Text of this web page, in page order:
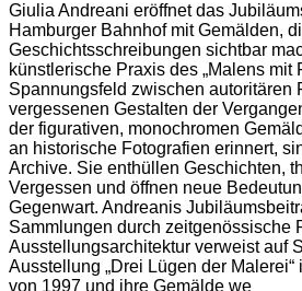
Giulia Andreani eröffnet das
Hamburger Bahnhof mit Gemälden,
Geschichtsschreibungen sichtbar
künstlerische Praxis des „Malens mit
Spannungsfeld zwischen autoritären
vergessenen Gestalten der
der figurativen, monochromen
an historische Fotografien erinnert,
Archive. Sie enthüllen Geschichten,
Vergessen und öffnen neue
Gegenwart. Andreanis
Sammlungen durch zeitgenössische
Ausstellungsarchitektur verweist auf
Ausstellung „Drei Lügen der
von 1997 und ihre Gemälde we